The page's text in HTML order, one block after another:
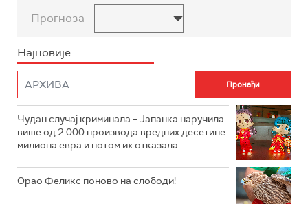
Прогноза
Најновије
Чудан случај криминала – Јапанка наручила
више од 2.000 производа вредних десетине
милиона евра и потом их отказала
Орао Феликс поново на слободи!